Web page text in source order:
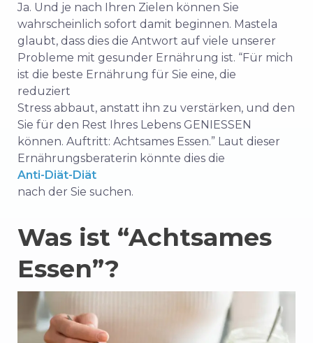
Ja. Und je nach Ihren Zielen können Sie
wahrscheinlich sofort damit beginnen. Mastela
glaubt, dass dies die Antwort auf viele unserer
Probleme mit gesunder Ernährung ist. “Für mich
ist die beste Ernährung für Sie eine, die
reduziert
Stress abbaut, anstatt ihn zu verstärken, und den
Sie für den Rest Ihres Lebens GENIESSEN
können. Auftritt: Achtsames Essen.” Laut dieser
Ernährungsberaterin könnte dies die
Anti-Diät-Diät
nach der Sie suchen.
Was ist “Achtsames
Essen”?